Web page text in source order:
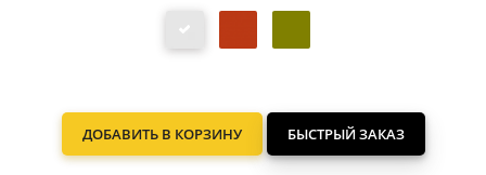
ДОБАВИТЬ В КОРЗИНУ БЫСТРЫЙ ЗАКАЗ